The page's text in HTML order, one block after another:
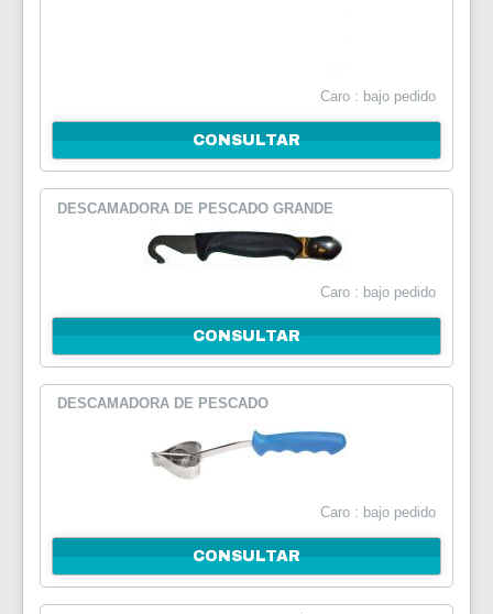
Caro : bajo pedido
CONSULTAR
DESCAMADORA DE PESCADO GRANDE
Caro : bajo pedido
CONSULTAR
DESCAMADORA DE PESCADO
Caro : bajo pedido
CONSULTAR